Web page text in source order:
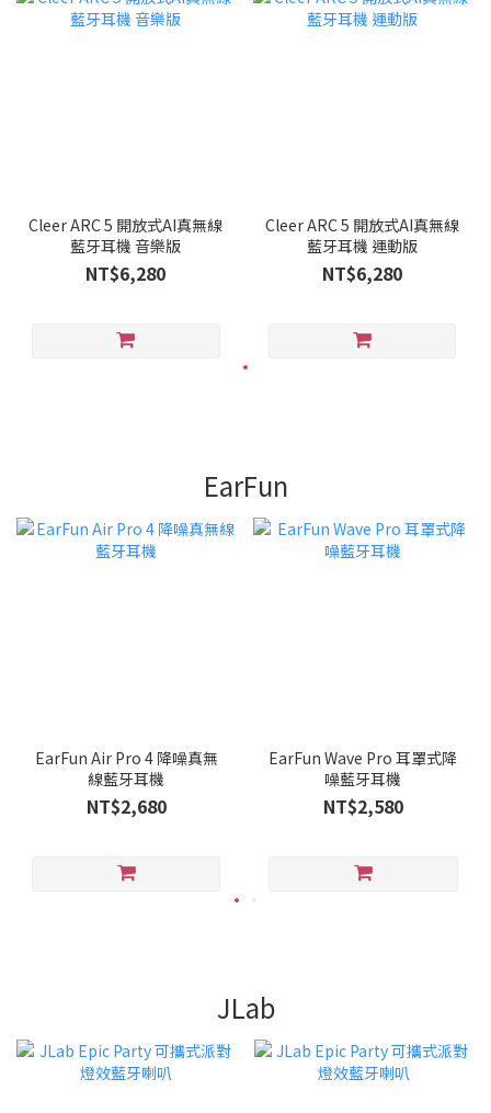
Cleer ARC 5 開放式AI真無線
藍牙耳機 音樂版
NT$6,280
Cleer ARC 5 開放式AI真無線
藍牙耳機 運動版
NT$6,280
EarFun
EarFun Air Pro 4 降噪真無
線藍牙耳機
NT$2,680
EarFun Wave Pro 耳罩式降
噪藍牙耳機
NT$2,580
JLab